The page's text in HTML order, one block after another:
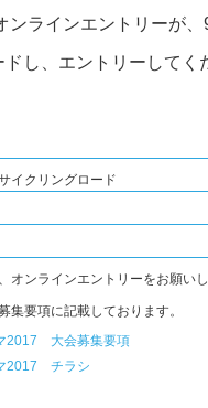
ンラインエントリーが
し、エントリーしてく
イクリングロード
オンラインエントリーをお願い
要項に記載しております。
2017 大会募集要項
2017 チラシ